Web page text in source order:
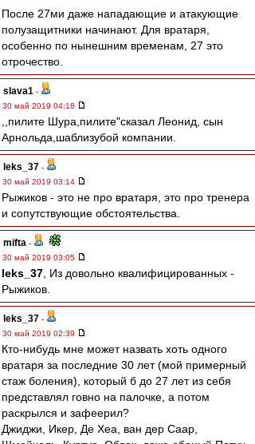
После 27ми даже нападающие и атакующие
полузащитники начинают. Для вратаря,
особенно по нынешним временам, 27 это
отрочество.
slava1 -
30 май 2019 04:18
,,пилите Шура,пилите"сказал Леонид, сын
Арнольда,шаблизубой компании.
leks_37 -
30 май 2019 03:14
Рыжиков - это не про вратаря, это про тренера
и сопутствующие обстоятельства.
mifta -
30 май 2019 03:05
leks_37 , Из довольно квалифицированных -
Рыжиков.
leks_37 -
30 май 2019 02:39
Кто-нибудь мне может назвать хоть одного
вратаря за последние 30 лет (мой примерный
стаж боления), который б до 27 лет из себя
представлял говно на палочке, а потом
раскрылся и зафеерил?
Джиджи, Икер, Де Хеа, ван дер Саар,